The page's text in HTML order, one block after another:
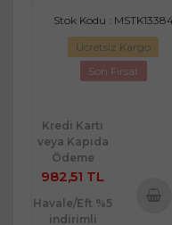
Stok Kodu :
Ücretsiz Kargo
Son Fırsat
Kredi Kartı
veya Kapıda
Ödeme
982,51 TL
Havale/Eft %5
indirimli